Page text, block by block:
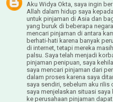
Aku Widya Okta, saya ingin
Allah dalam hidup saya
untuk pinjaman di Asia dan
yang buruk di beberapa
mencari pinjaman di antara
berhati-hati karena banyak
di internet, tetapi mereka
palsu. Saya telah menjadi
pinjaman penipuan, saya
saya mencari pinjaman dari
dalam proses karena saya
saya sendiri, sebelum aku rilis
saya menjelaskan situasi
ke perusahaan pinjaman